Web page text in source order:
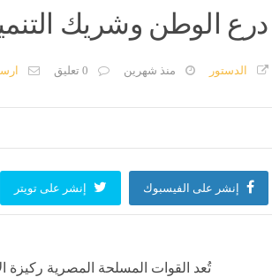
من باتنة: استراتيجية وطنية لضمان توزيع متوازن للموارد
منذ 5 ساعات
درع الوطن وشريك
الدستور منذ شهرين 0 تعليق
إنشر على الفيسبوك إنشر على تويتر
تُعد القوات المسلحة المصرية ركيزة